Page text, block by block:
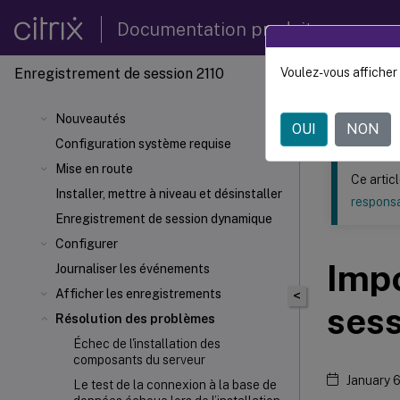
Documentation produit
Enregistrement de session 2110
Nouveautés
Configuration système requise
Mise en route
Installer, mettre à niveau et désinstaller
Enregistrement de session dynamique
Configurer
Journaliser les événements
Afficher les enregistrements
Résolution des problèmes
Échec de l'installation des
composants du serveur
Le test de la connexion à la base de
Ce contenu a
<
Ce
January
Voulez-vous
OUI NON